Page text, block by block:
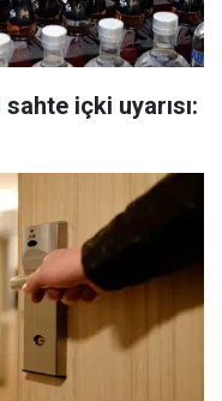
içki uyarısı: